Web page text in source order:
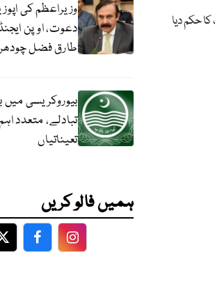
حکم دیا
وزیراعظم کی
دعوت، اوپن
طارق فضل
بیوروکریسی میں
تبادلے، متعدد
تعیناتیاں
ہمیں فالو کریں
TwitterFacebookFacebook